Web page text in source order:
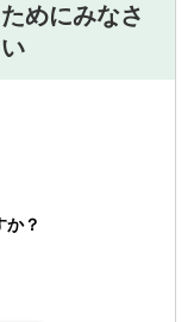
めにみなさ
か？